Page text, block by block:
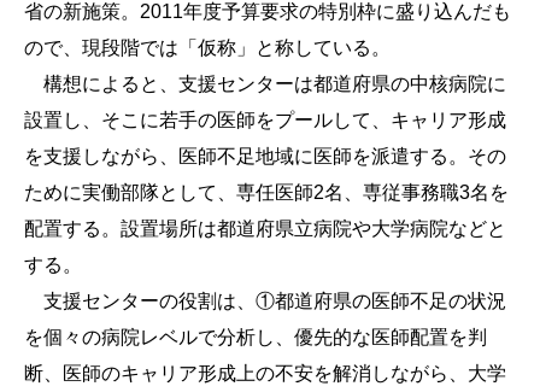
省の新施策。2011年度予算要求の特別枠に盛り込んだも
ので、現段階では「仮称」と称している。
構想によると、支援センターは都道府県の中核病院に
設置し、そこに若手の医師をプールして、キャリア形成
を支援しながら、医師不足地域に医師を派遣する。その
ために実働部隊として、専任医師2名、専従事務職3名を
配置する。設置場所は都道府県立病院や大学病院などと
する。
支援センターの役割は、①都道府県の医師不足の状況
を個々の病院レベルで分析し、優先的な医師配置を判
断、医師のキャリア形成上の不安を解消しながら、大学